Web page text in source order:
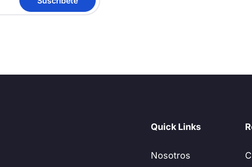
Quick Links
Nosotros